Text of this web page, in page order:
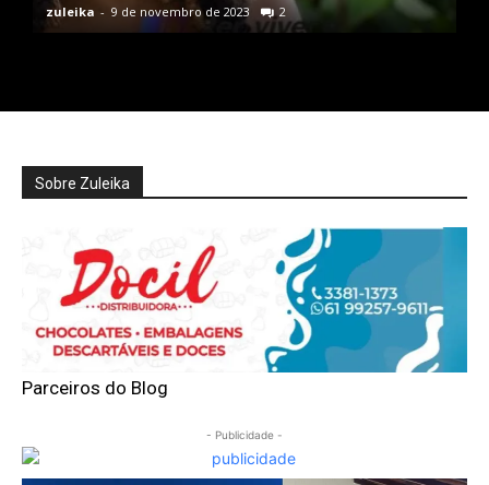
zuleika - 9 de novembro de 2023 2
Sobre Zuleika
Parceiros do Blog
- Publicidade -